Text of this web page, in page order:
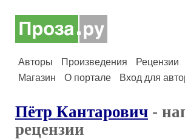
Авторы Произведения Рецензии
Магазин
О портале Вход для
Пётр Кантарович -
рецензии